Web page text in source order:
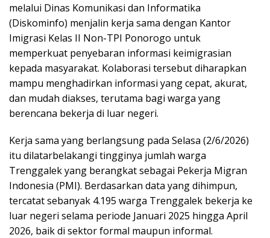
melalui Dinas Komunikasi dan Informatika
(Diskominfo) menjalin kerja sama dengan Kantor
Imigrasi Kelas II Non-TPI Ponorogo untuk
memperkuat penyebaran informasi keimigrasian
kepada masyarakat. Kolaborasi tersebut diharapkan
mampu menghadirkan informasi yang cepat, akurat,
dan mudah diakses, terutama bagi warga yang
berencana bekerja di luar negeri.
Kerja sama yang berlangsung pada Selasa (2/6/2026)
itu dilatarbelakangi tingginya jumlah warga
Trenggalek yang berangkat sebagai Pekerja Migran
Indonesia (PMI). Berdasarkan data yang dihimpun,
tercatat sebanyak 4.195 warga Trenggalek bekerja ke
luar negeri selama periode Januari 2025 hingga April
2026, baik di sektor formal maupun informal.